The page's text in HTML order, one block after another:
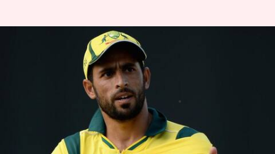
ஆஸ்திரேலிய கிரிக்கெட்
வீரர் ஃபவாத் அகமத்தின் 4
மாத மகன் மரணம்
Venkatalakshmi V Oct 25, 2023
செய்தி முன்னோட்டம்